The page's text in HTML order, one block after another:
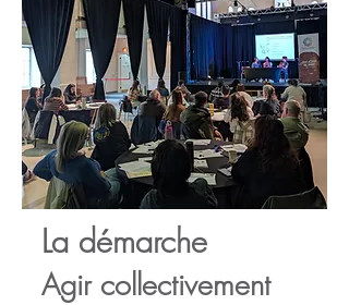
La démarche
Agir collectivement